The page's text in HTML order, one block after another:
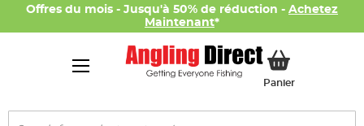
Offres du mois - Jusqu'à 50% de réduction - Achetez
Maintenant*
PanierMon panier